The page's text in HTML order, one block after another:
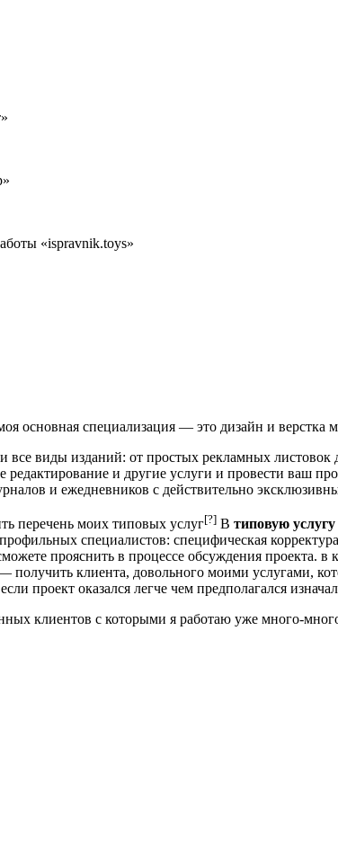
основная специализация — это дизайн и
все виды изданий: от простых рекламных
редактирование и другие услуги и провести ваш
и ежедневников с действительно
перечень моих типовых услуг[?] В типовую услугу
специалистов: специфическая
прояснить в процессе обсуждения проекта. в
получить клиента, довольного моими услугами,
проект оказался легче чем предполагался
клиентов с которыми я работаю уже много-